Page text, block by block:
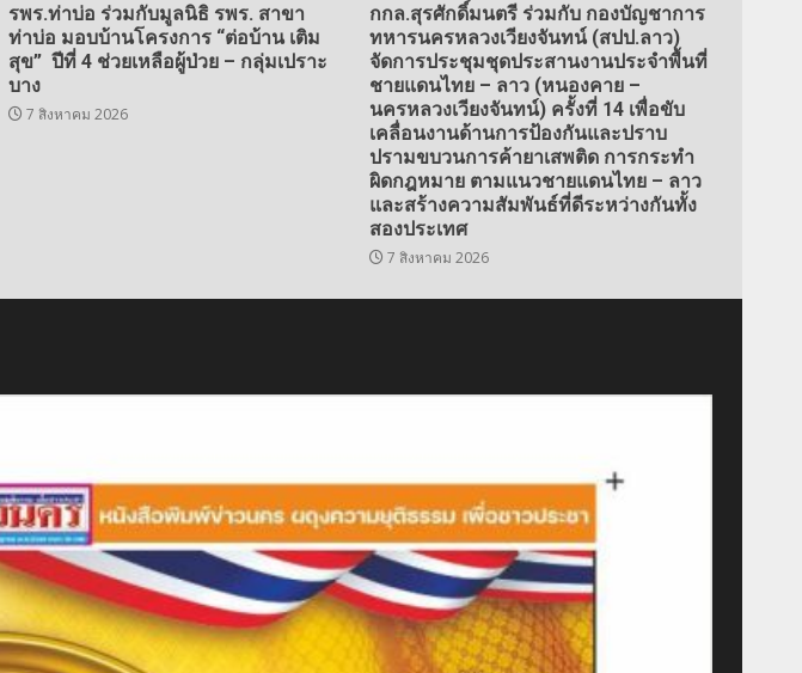
รพร.ท่าบ่อ ร่วมกับมูลนิธิ รพร. สาขา
ท่าบ่อ มอบบ้านโครงการ “ต่อบ้าน เติม
สุข” ปีที่ 4 ช่วยเหลือผู้ป่วย – กลุ่มเปราะ
บาง
7 สิงหาคม 2026
กกล.สุรศักดิ์มนตรี ร่วมกับ กองบัญชาการ
ทหารนครหลวงเวียงจันทน์ (สปป.ลาว)
จัดการประชุมชุดประสานงานประจำพื้นที่
ชายแดนไทย – ลาว (หนองคาย –
นครหลวงเวียงจันทน์) ครั้งที่ 14 เพื่อขับ
เคลื่อนงานด้านการป้องกันและปราบ
ปรามขบวนการค้ายาเสพติด การกระทำ
ผิดกฎหมาย ตามแนวชายแดนไทย – ลาว
และสร้างความสัมพันธ์ที่ดีระหว่างกันทั้ง
สองประเทศ
7 สิงหาคม 2026